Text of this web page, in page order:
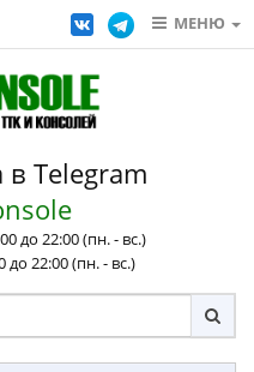
МЕНЮ
Telegram
до 22:00 (пн. - вс.)
до 22:00 (пн. - вс.)